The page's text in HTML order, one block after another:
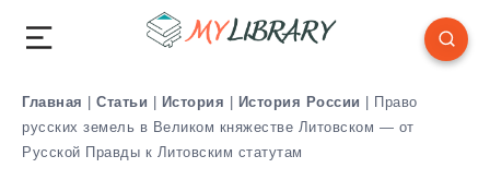
Главная | Статьи | История | История России | Право
русских земель в Великом княжестве Литовском — от
Русской Правды к Литовским статутам